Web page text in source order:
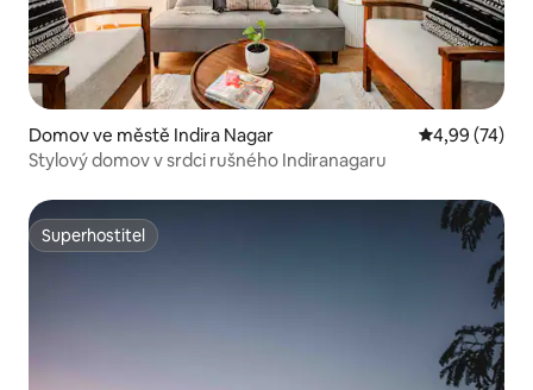
Domov ve městě Indira Nagar Průměrné
4,99 (74)
Stylový domov v srdci rušného Indiranagaru
Superhostitel
Superhostitel